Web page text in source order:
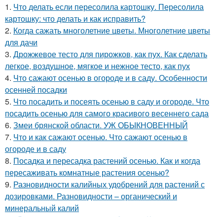
1. Что делать если пересолила картошку. Пересолила
картошку: что делать и как исправить?
2. Когда сажать многолетние цветы. Многолетние цветы
для дачи
3. Дрожжевое тесто для пирожков, как пух. Как сделать
легкое, воздушное, мягкое и нежное тесто, как пух
4. Что сажают осенью в огороде и в саду. Особенности
осенней посадки
5. Что посадить и посеять осенью в саду и огороде. Что
посадить осенью для самого красивого весеннего сада
6. Змеи брянской области. УЖ ОБЫКНОВЕННЫЙ
7. Что и как сажают осенью. Что сажают осенью в
огороде и в саду
8. Посадка и пересадка растений осенью. Как и когда
пересаживать комнатные растения осенью?
9. Разновидности калийных удобрений для растений с
дозировками. Разновидности – органический и
минеральный калий